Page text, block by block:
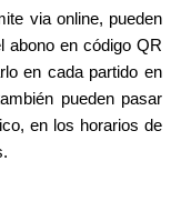
via online, pueden
abono en código QR
en cada partido en
pueden pasar
en los horarios de